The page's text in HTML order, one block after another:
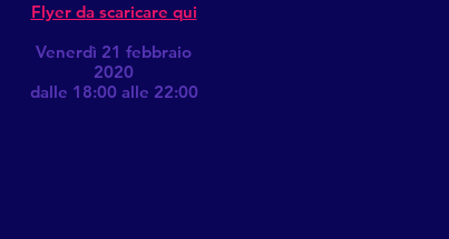
Flyer da scaricare qui
Venerdì 21 febbraio
2020
dalle 18:00 alle 22:00